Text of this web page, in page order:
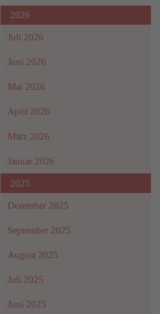
2026
Juli 2026
Juni 2026
Mai 2026
April 2026
März 2026
Januar 2026
2025
Dezember 2025
September 2025
August 2025
Juli 2025
Juni 2025